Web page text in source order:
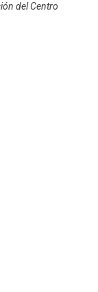
del Centro